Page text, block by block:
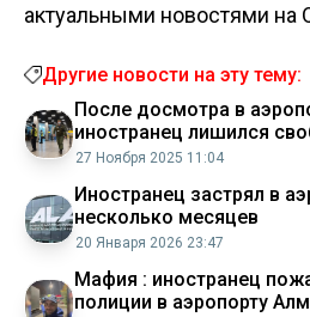
актуальными новостями на
Другие новости на эту тему:
После досмотра в
иностранец лишился
27 Ноября 2025 11:04
Иностранец застрял в
несколько месяцев
20 Января 2026 23:47
Мафия : иностранец
полиции в аэропорту